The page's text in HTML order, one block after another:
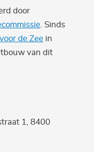
door
. Sinds
de Zee in
van dit
1, 8400